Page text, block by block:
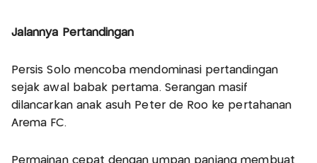
Jalannya Pertandingan
Persis Solo mencoba mendominasi pertandingan
sejak awal babak pertama. Serangan masif
dilancarkan anak asuh Peter de Roo ke pertahanan
Arema FC.
Permainan cepat dengan umpan panjang membuat